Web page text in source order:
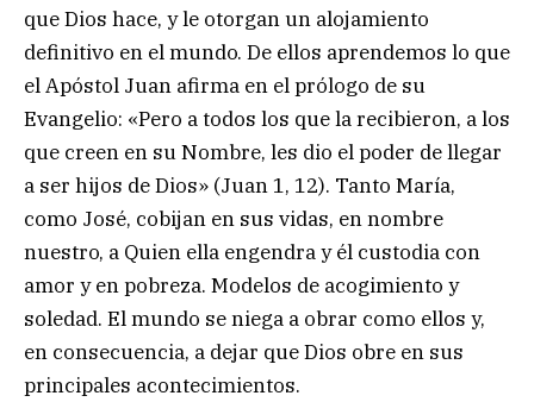
que Dios hace, y le otorgan un alojamiento
definitivo en el mundo. De ellos aprendemos lo que
el Apóstol Juan afirma en el prólogo de su
Evangelio: «Pero a todos los que la recibieron, a los
que creen en su Nombre, les dio el poder de llegar
a ser hijos de Dios» (Juan 1, 12). Tanto María,
como José, cobijan en sus vidas, en nombre
nuestro, a Quien ella engendra y él custodia con
amor y en pobreza. Modelos de acogimiento y
soledad. El mundo se niega a obrar como ellos y,
en consecuencia, a dejar que Dios obre en sus
principales acontecimientos.